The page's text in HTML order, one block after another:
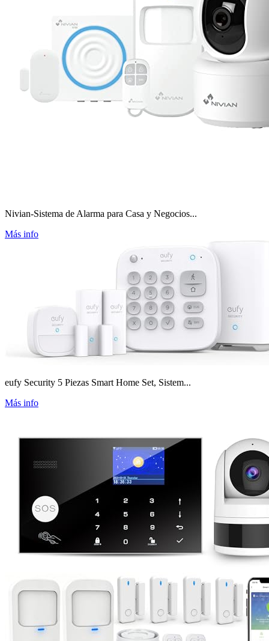
Nivian-Sistema de Alarma para Casa y Negocios...
Más info
eufy Security 5 Piezas Smart Home Set, Sistem...
Más info